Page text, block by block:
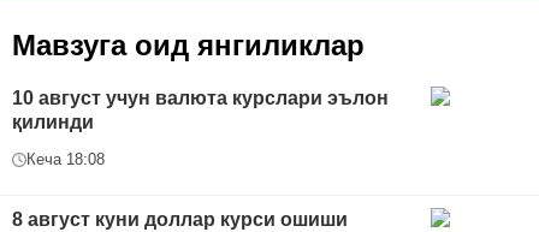
Мавзуга оид янгиликлар
10 август учун валюта курслари эълон
қилинди
Кеча 18:08
8 август куни доллар курси ошиши